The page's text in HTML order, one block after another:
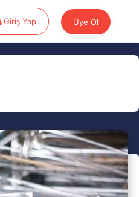
Giriş YapGiriş Yap Üye Ol